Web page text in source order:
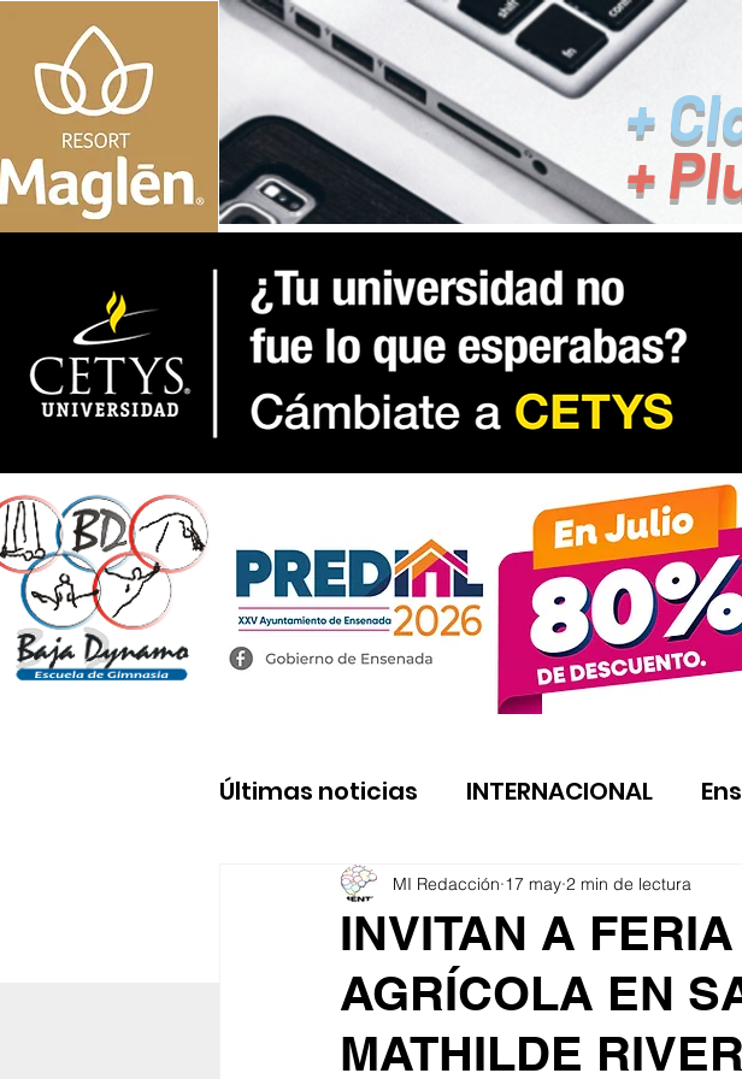
+
+
Últimas noticias INTERNACIONAL
INVITAN A
AGRÍCOLA EN
MATHILDE
MI Redacción 17 may 2 min de lectura